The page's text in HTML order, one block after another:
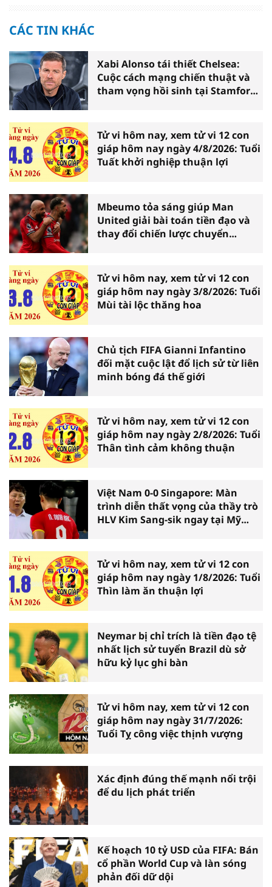
CÁC TIN KHÁC
Xabi Alonso tái thiết Chelsea:
Cuộc cách mạng chiến thuật và
tham vọng hồi sinh tại Stamford
Tử vi hôm nay, xem tử vi 12 con
giáp hôm nay ngày 4/8/2026: Tuổi
Tuất khởi nghiệp thuận lợi
Mbeumo tỏa sáng giúp Man
United giải bài toán tiền đạo và
thay đổi chiến lược chuyển
Tử vi hôm nay, xem tử vi 12 con
giáp hôm nay ngày 3/8/2026: Tuổi
Mùi tài lộc thăng hoa
Chủ tịch FIFA Gianni Infantino
đối mặt cuộc lật đổ lịch sử từ liên
minh bóng đá thế giới
Tử vi hôm nay, xem tử vi 12 con
giáp hôm nay ngày 2/8/2026: Tuổi
Thân tình cảm không thuận
Việt Nam 0-0 Singapore: Màn
trình diễn thất vọng của thầy trò
HLV Kim Sang-sik ngay tại Mỹ
Tử vi hôm nay, xem tử vi 12 con
giáp hôm nay ngày 1/8/2026: Tuổi
Thìn làm ăn thuận lợi
Neymar bị chỉ trích là tiền đạo tệ
nhất lịch sử tuyển Brazil dù sở
hữu kỷ lục ghi bàn
Tử vi hôm nay, xem tử vi 12 con
giáp hôm nay ngày 31/7/2026:
Tuổi Tỵ công việc thịnh vượng
Xác định đúng thế mạnh nổi trội
để du lịch phát triển
Kế hoạch 10 tỷ USD của FIFA: Bán
cổ phần World Cup và làn sóng
phản đối dữ dội